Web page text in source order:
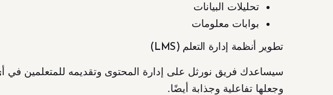
تحليلات البيانات
بوابات معلومات
تطوير أنظمة إدارة التعلم (LMS)
سيساعدك فريق نورثل على إدارة المحتوى وتقديمه للمتعلمين
وجعلها تفاعلية وجذابة أيضًا.